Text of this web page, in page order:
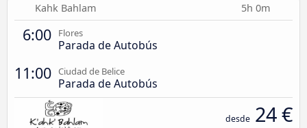
Kahk Bahlam 5h 0m
6:00 Flores
Parada de Autobús
11:00 Ciudad de Belice
Parada de Autobús
desde 24 €